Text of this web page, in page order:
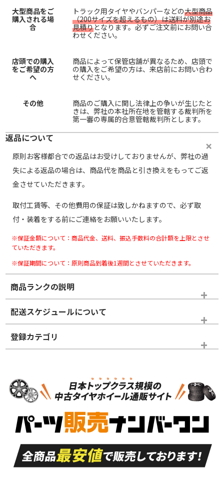
大型商品をご
購入される場
合
トラック用タイヤやバンパーなどの大型商品
（200サイズを超えるもの）は送料が別途お
見積りとなります。必ずご注文前にお問い合
わせください。
店頭での購入
をご希望の方
へ
商品によって保管店舗が異なるため、店頭で
の購入をご希望の方は、来店前にお問い合わ
せください。
その他
商品のご購入に関し法律上の争いが生じたと
きは、弊社の本社所在地を管轄する裁判所を
第一審の専属的合意管轄裁判所とします。
返品について
原則お客様都合での返品はお受けしておりませんが、弊社の過
失による返品の場合は、商品代を商品と引き換えをもってご返
金させていただきます。
取付工賃等、その他費用の保証は致しかねますので、必ず取
付・装着をする前にご連絡をお願いいたします。
※保証金額について：商品代金、送料、振込手数料の合計額を上限とさせ
ていただきます。
※保証期間について：原則商品到着後1週間とさせていただきます。
商品ランクの説明
※商品ランクは出品者の主観により判断しておりますので、あら
かじめご了承ください。
ホイールランク
S
品）
S
新車外し品（新古
付き
A
走行距離も少なく、
目立つ傷もほとんど
ない中古品
A
走行距離も少なく、
非常に状態の良い中
古品
配送スケジュールについて
登録カテゴリ
ホイールのみ